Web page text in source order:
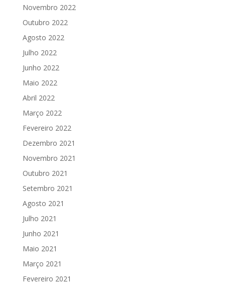
Novembro 2022
Outubro 2022
Agosto 2022
Julho 2022
Junho 2022
Maio 2022
Abril 2022
Março 2022
Fevereiro 2022
Dezembro 2021
Novembro 2021
Outubro 2021
Setembro 2021
Agosto 2021
Julho 2021
Junho 2021
Maio 2021
Março 2021
Fevereiro 2021